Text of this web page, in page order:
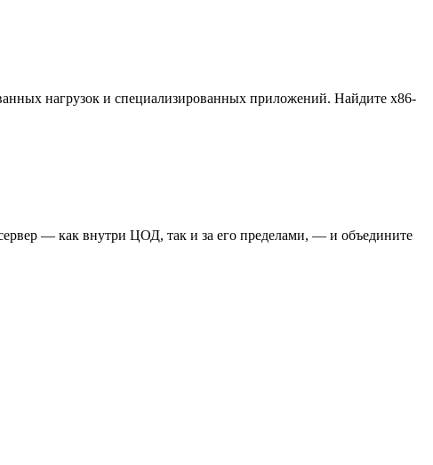
нагрузок и специализированных приложений. Найдите x86-
— как внутри ЦОД, так и за его пределами, — и объедините